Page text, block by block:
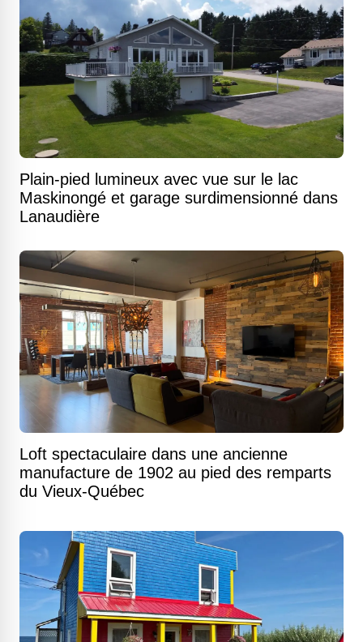
Plain-pied lumineux avec vue sur le lac
Maskinongé et garage surdimensionné dans
Lanaudière
Loft spectaculaire dans une ancienne
manufacture de 1902 au pied des remparts
du Vieux-Québec